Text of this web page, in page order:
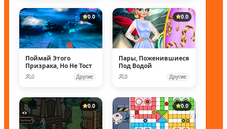
0.0
Поймай Этого
Призрака, Но Не Тост
0 Другие
0.0
Пары, Поженившиеся
Под Водой
0 Другие
0.0 0.0